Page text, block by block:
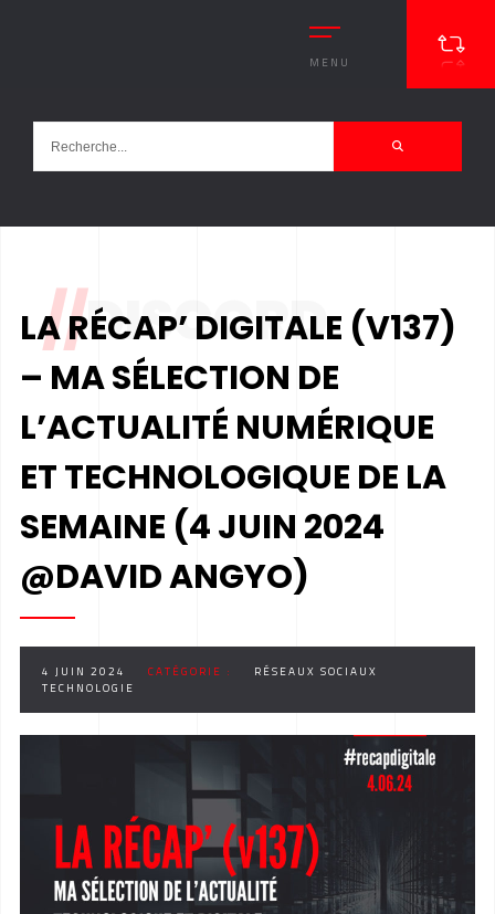
MENU
//DISCORD
LA RÉCAP’ DIGITALE (V137)
– MA SÉLECTION DE
L’ACTUALITÉ NUMÉRIQUE
ET TECHNOLOGIQUE DE LA
SEMAINE (4 JUIN 2024
@DAVID ANGYO)
4 JUIN 2024 CATÉGORIE :
RÉSEAUX SOCIAUX
TECHNOLOGIE